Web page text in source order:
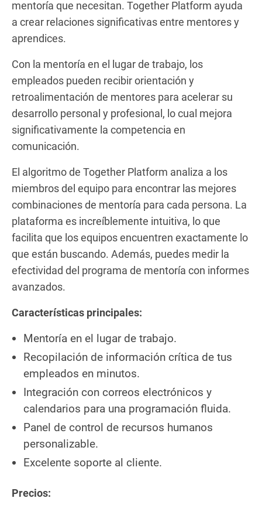
mentoría que necesitan. Together Platform ayuda
a crear relaciones significativas entre mentores y
aprendices.
Con la mentoría en el lugar de trabajo, los
empleados pueden recibir orientación y
retroalimentación de mentores para acelerar su
desarrollo personal y profesional, lo cual mejora
significativamente la competencia en
comunicación.
El algoritmo de Together Platform analiza a los
miembros del equipo para encontrar las mejores
combinaciones de mentoría para cada persona. La
plataforma es increíblemente intuitiva, lo que
facilita que los equipos encuentren exactamente lo
que están buscando. Además, puedes medir la
efectividad del programa de mentoría con informes
avanzados.
Características principales:
Mentoría en el lugar de trabajo.
Recopilación de información crítica de tus
empleados en minutos.
Integración con correos electrónicos y
calendarios para una programación fluida.
Panel de control de recursos humanos
personalizable.
Excelente soporte al cliente.
Precios: